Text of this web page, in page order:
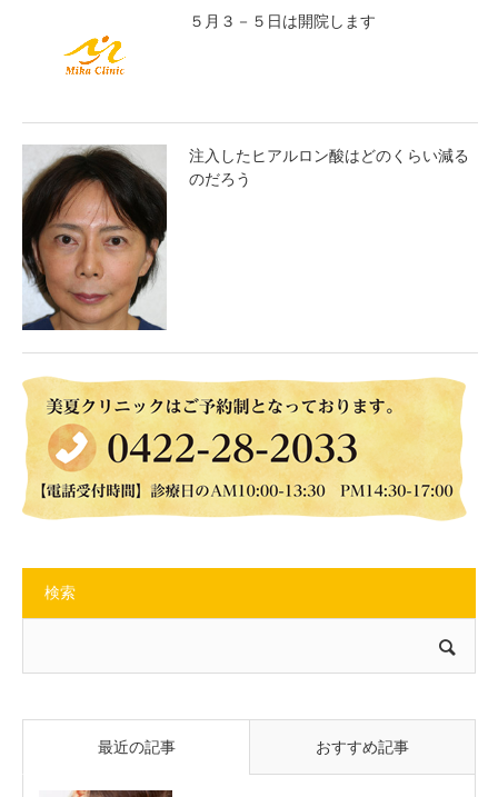
５月３－５日は開院します
注入したヒアルロン酸はどのくらい減る
のだろう
検索
最近の記事 おすすめ記事